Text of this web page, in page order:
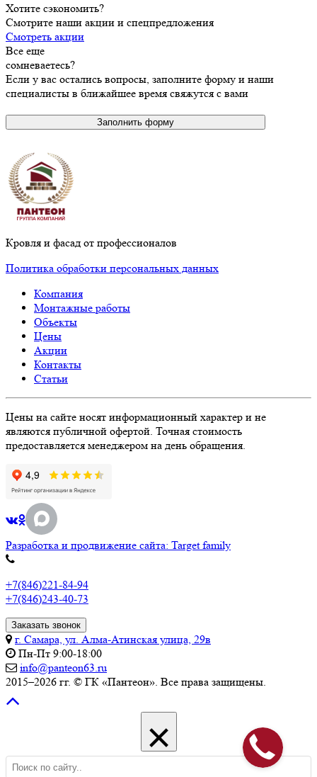
Хотите сэкономить?
Смотрите наши акции и спецпредложения
Смотреть акции
Все еще
сомневаетесь?
Если у вас остались вопросы, заполните форму и наши
специалисты в ближайшее время свяжутся с вами
Заполнить форму
Кровля и фасад от профессионалов
Политика обработки персональных данных
Компания
Монтажные работы
Объекты
Цены
Акции
Контакты
Статьи
Цены на сайте носят информационный характер и не
являются публичной офертой. Точная стоимость
предоставляется менеджером на день обращения.
Разработка и продвижение сайта: Target family
+7(846)221-84-94
+7(846)243-40-73
Заказать звонок
г. Самара, ул. Алма-Атинская улица, 29в
Пн-Пт 9:00-18:00
info@panteon63.ru
2015–2026 гг. © ГК «Пантеон». Все права защищены.
×